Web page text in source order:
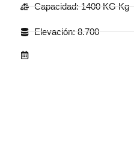
Capacidad: 1400 KG Kg
Elevación: 8.700